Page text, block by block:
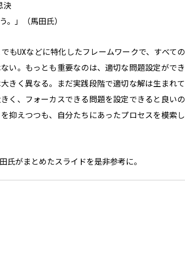
決
。」（馬田氏）
もUXなどに特化したフレームワークで、すべての
い。もっとも重要なのは、適切な問題設定ができ
きく異なる。まだ実践段階で適切な解は生まれて
く、フォーカスできる問題を設定できると良いの
抑えつつも、自分たちにあったプロセスを模索し
氏がまとめたスライドを是非参考に。